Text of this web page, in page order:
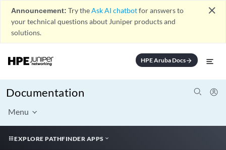
Announcement: Try theAsk AI chatbotfor answers to
your technical questions about Juniper products and
solutions.
close
HPE Aruba Docsarrow_forward
Documentation
Menu
EXPLORE PATHFINDER APPS